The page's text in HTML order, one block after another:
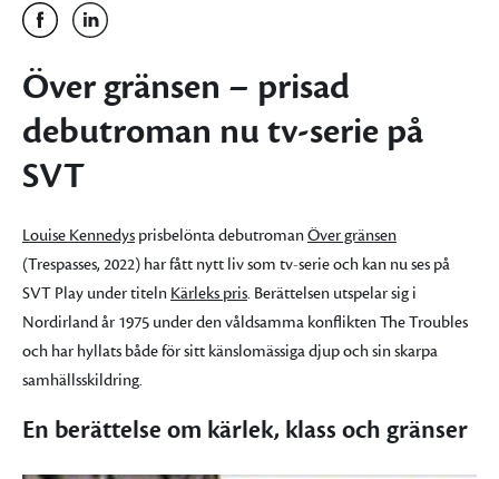
Över gränsen – prisad
debutroman nu tv-serie på
SVT
Louise Kennedys prisbelönta debutromanÖver gränsen
(Trespasses, 2022) har fått nytt liv som tv-serie och kan nu ses på
SVT Play under titeln Kärleks pris. Berättelsen utspelar sig i
Nordirland år 1975 under den våldsamma konflikten The Troubles
och har hyllats både för sitt känslomässiga djup och sin skarpa
samhällsskildring.
En berättelse om kärlek, klass och gränser